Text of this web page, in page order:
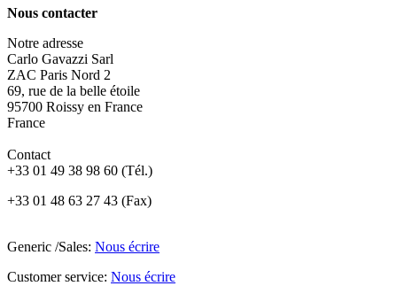
Nous contacter
Notre adresse
Carlo Gavazzi Sarl
ZAC Paris Nord 2
69, rue de la belle étoile
95700 Roissy en France
France
Contact
+33 01 49 38 98 60 (Tél.)
+33 01 48 63 27 43 (Fax)
Generic /Sales: Nous écrire
Customer service: Nous écrire